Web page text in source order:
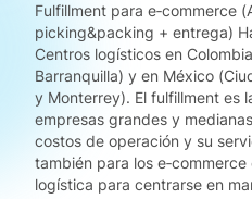
Fulfillment para e‑commerce
picking&packing + entrega)
Centros logísticos en
Barranquilla) y en México
y Monterrey). El fulfillment es
empresas grandes y
costos de operación y su
también para los
logística para centrarse en